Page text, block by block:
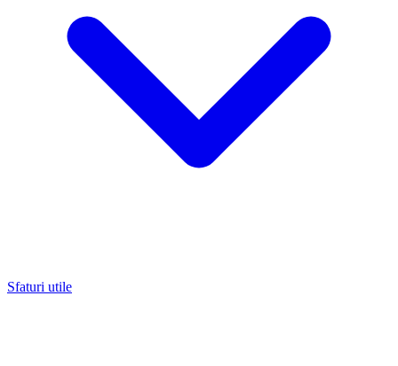
Sfaturi utile